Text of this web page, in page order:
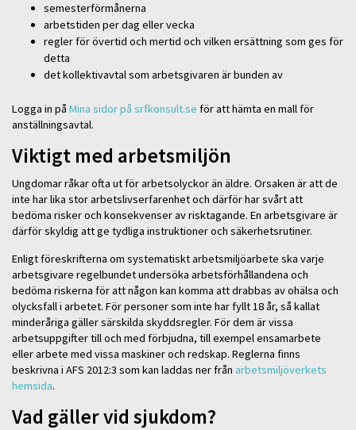
semesterförmånerna
arbetstiden per dag eller vecka
regler för övertid och mertid och vilken ersättning som ges för
detta
det kollektivavtal som arbetsgivaren är bunden av
Logga in på Mina sidor på srfkonsult.se för att hämta en mall för
anställningsavtal.
Viktigt med arbetsmiljön
Ungdomar råkar ofta ut för arbetsolyckor än äldre. Orsaken är att de
inte har lika stor arbetslivserfarenhet och därför har svårt att
bedöma risker och konsekvenser av risktagande. En arbetsgivare är
därför skyldig att ge tydliga instruktioner och säkerhetsrutiner.
Enligt föreskrifterna om systematiskt arbetsmiljöarbete ska varje
arbetsgivare regelbundet undersöka arbetsförhållandena och
bedöma riskerna för att någon kan komma att drabbas av ohälsa och
olycksfall i arbetet. För personer som inte har fyllt 18 år, så kallat
minderåriga gäller särskilda skyddsregler. För dem är vissa
arbetsuppgifter till och med förbjudna, till exempel ensamarbete
eller arbete med vissa maskiner och redskap. Reglerna finns
beskrivna i AFS 2012:3 som kan laddas ner från arbetsmiljöverkets
hemsida.
Vad gäller vid sjukdom?